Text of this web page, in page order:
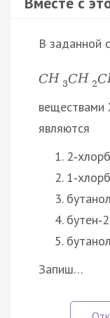
В заданной
CH 3CH 2C
веществами
являются
бутен‑2
Запиш…